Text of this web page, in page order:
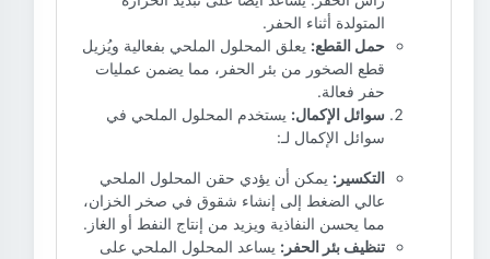
المتولدة أثناء الحفر.
حمل القطع: يعلق المحلول الملحي بفعالية ويُزيل
قطع الصخور من بئر الحفر، مما يضمن عمليات
حفر فعالة.
سوائل الإكمال: يستخدم المحلول الملحي في
سوائل الإكمال لـ:
التكسير: يمكن أن يؤدي حقن المحلول الملحي
عالي الضغط إلى إنشاء شقوق في صخر الخزان،
مما يحسن النفاذية ويزيد من إنتاج النفط أو الغاز.
تنظيف بئر الحفر: يساعد المحلول الملحي على